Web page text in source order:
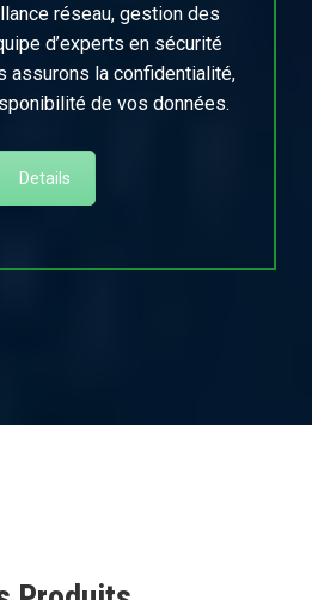
réseau, gestion des
d’experts en sécurité
assurons la confidentialité,
de vos données.
Details